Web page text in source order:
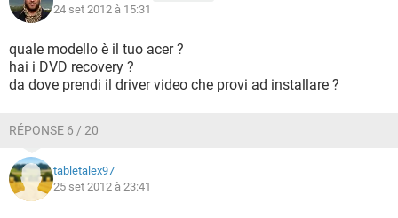
24 set 2012 à 15:31
quale modello è il tuo acer ?
hai i DVD recovery ?
da dove prendi il driver video che provi ad installare ?
RÉPONSE 6 / 20
tabletalex97
25 set 2012 à 23:41